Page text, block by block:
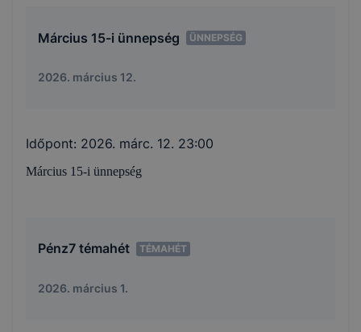
Március 15-i ünnepség ÜNNEPSÉG
2026. március 12.
Időpont: 2026. márc. 12. 23:00
Március 15-i ünnepség
Pénz7 témahét TÉMAHÉT
2026. március 1.